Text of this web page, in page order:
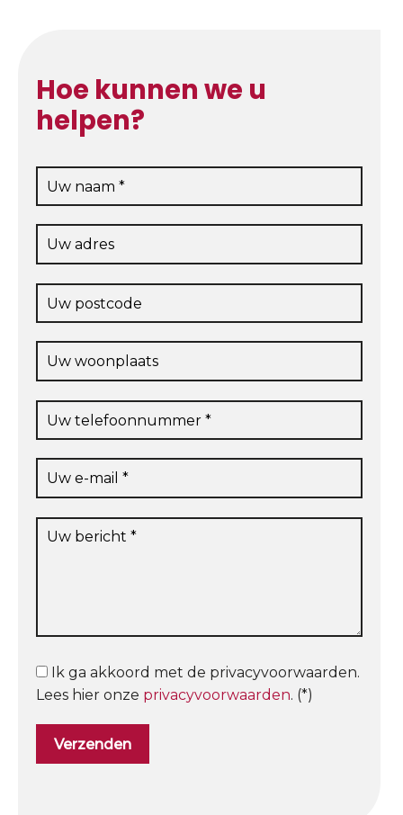
Hoe kunnen we u
helpen?
Ik ga akkoord met de privacyvoorwaarden.
Lees hier onze privacyvoorwaarden. (*)